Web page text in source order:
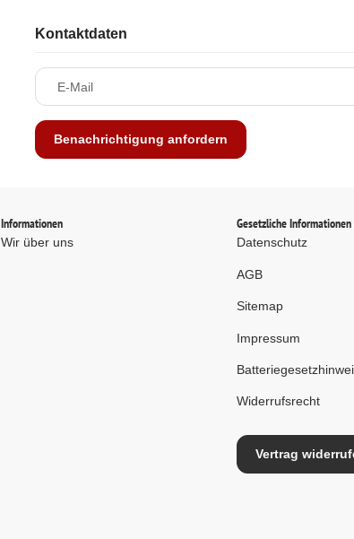
Kontaktdaten
E-Mail
Benachrichtigung anfordern
Informationen
Wir über uns
Gesetzliche Informationen
Datenschutz
AGB
Sitemap
Impressum
Widerrufsrecht
Vertrag